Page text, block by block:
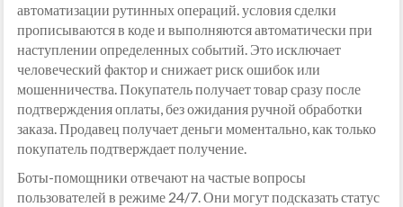
автоматизации рутинных операций. условия сделки
прописываются в коде и выполняются автоматически при
наступлении определенных событий. Это исключает
человеческий фактор и снижает риск ошибок или
мошенничества. Покупатель получает товар сразу после
подтверждения оплаты, без ожидания ручной обработки
заказа. Продавец получает деньги моментально, как только
покупатель подтверждает получение.
Боты-помощники отвечают на частые вопросы
пользователей в режиме 24/7. Они могут подсказать статус